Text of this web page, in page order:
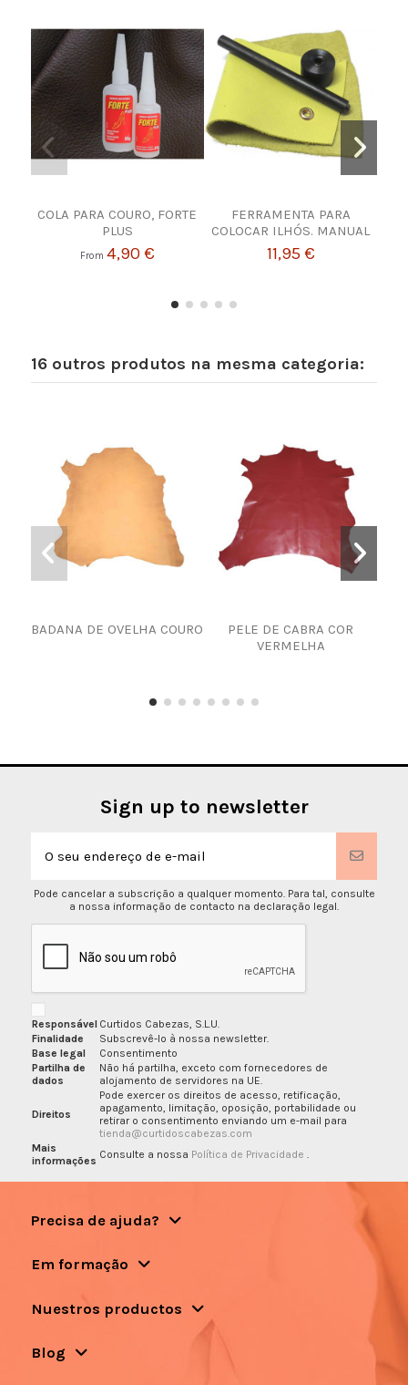
COLA PARA COURO, FORTE
PLUS
From 4,90 €
FERRAMENTA PARA
COLOCAR ILHÓS. MANUAL
11,95 €
16 outros produtos na mesma categoria:
BADANA DE OVELHA COURO
PELE DE CABRA COR
VERMELHA
Sign up to newsletter
Pode cancelar a subscrição a qualquer momento. Para tal, consulte
a nossa informação de contacto na declaração legal.
Responsável Curtidos Cabezas, S.L.U.
Finalidade
Subscrevê-lo à nossa newsletter.
Base legal
Consentimento
Partilha de
dados
Não há partilha, exceto com fornecedores de
alojamento de servidores na UE.
Direitos
Pode exercer os direitos de acesso, retificação,
apagamento, limitação, oposição, portabilidade ou
retirar o consentimento enviando um e-mail para
tienda@curtidoscabezas.com
Mais
informações Consulte a nossa Política de Privacidade
Precisa de ajuda?
Em formação
Nuestros productos
Blog